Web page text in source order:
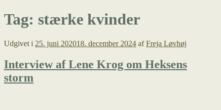
Tag: stærke kvinder
Udgivet i 25. juni 202018. december 2024 afFreja Løvhøj
Interview af Lene Krog om Heksens
storm